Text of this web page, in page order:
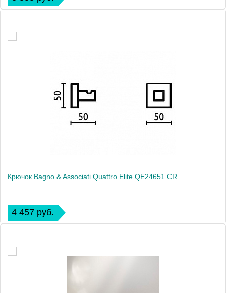
Крючок Bagno & Associati Quattro Elite QE24651 CR
4 457 руб.